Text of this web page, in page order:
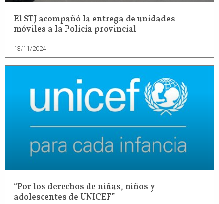
El STJ acompañó la entrega de unidades
móviles a la Policía provincial
13/11/2024
“Por los derechos de niñas, niños y
adolescentes de UNICEF”